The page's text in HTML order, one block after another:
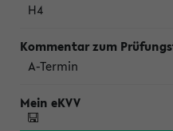
H4
A-Termin